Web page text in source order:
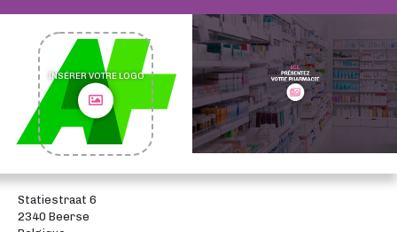
INSÉRER VOTRE LOGO
Statiestraat 6
2340 Beerse